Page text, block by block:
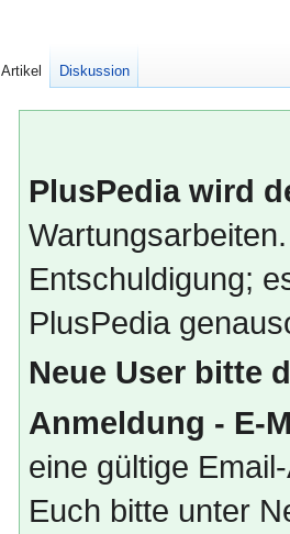
PlusPedia wird
Entschuldigung;
PlusPedia
Neue User bitte
Anmeldung - E-
eine gültige
Euch bitte unter
Artikel Diskussion